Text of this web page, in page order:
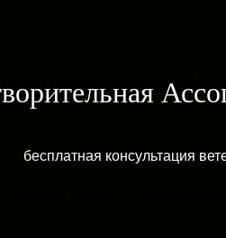
бесплатная консультация